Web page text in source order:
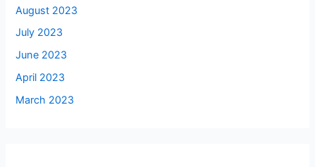
August 2023
July 2023
June 2023
April 2023
March 2023